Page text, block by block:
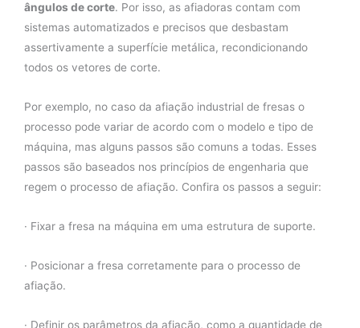
ângulos de corte. Por isso, as afiadoras contam com
sistemas automatizados e precisos que desbastam
assertivamente a superfície metálica, recondicionando
todos os vetores de corte.
Por exemplo, no caso da afiação industrial de fresas o
processo pode variar de acordo com o modelo e tipo de
máquina, mas alguns passos são comuns a todas. Esses
passos são baseados nos princípios de engenharia que
regem o processo de afiação. Confira os passos a seguir:
· Fixar a fresa na máquina em uma estrutura de suporte.
· Posicionar a fresa corretamente para o processo de
afiação.
· Definir os parâmetros da afiação, como a quantidade de